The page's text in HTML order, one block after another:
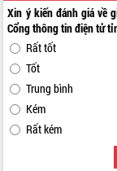
Xin ý kiến đánh giá về
Cổng thông tin điện tử
Rất tốt
Tốt
Trung bình
Kém
Rất kém